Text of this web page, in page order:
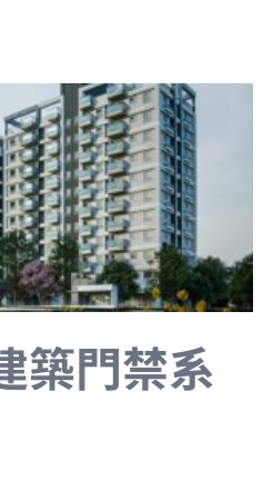
＋機車車牌辨識＋車道LED字幕機
築門禁系